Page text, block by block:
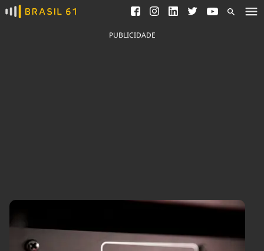
Ver todas as notícias
Saneamento
Indicadores
Brasil Mineral
Cultura
Economia
Podcast
Política
PUBLICIDADE